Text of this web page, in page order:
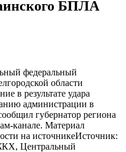
БПЛА
федеральный
области
в результате удара
администрации в
губернатор региона
канале. Материал
на источникеИсточник:
Центральный